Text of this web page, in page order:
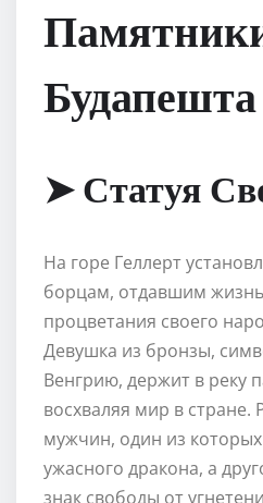
Будапешта
➤ Статуя
На горе Геллерт
борцам, отдавшим
процветания своего
Девушка из бронзы,
Венгрию, держит в реку
восхваляя мир в стране.
мужчин, один из
ужасного дракона, а
знак свободы от